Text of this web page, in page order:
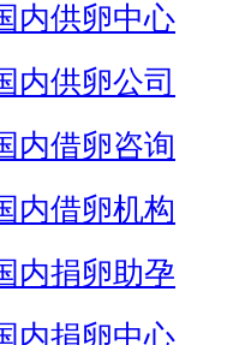
内供卵中心
内供卵公司
内借卵咨询
内借卵机构
内捐卵助孕
内捐卵中心